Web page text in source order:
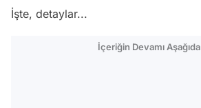
İşte, detaylar...
İçeriğin Devamı Aşağıda